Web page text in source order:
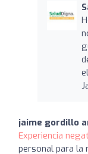
jaime gordillo
Experiencia
personal para la